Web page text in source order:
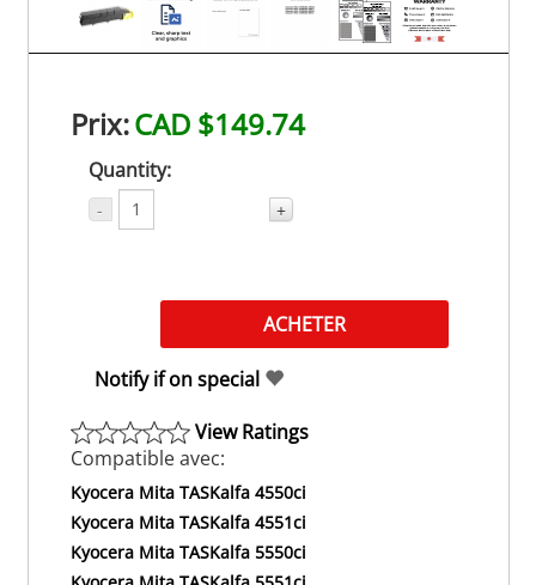
Prix:CAD $149.74
Quantity:
- +
Notify if on special
View Ratings
Compatible avec:
Kyocera Mita TASKalfa 4550ci
Kyocera Mita TASKalfa 4551ci
Kyocera Mita TASKalfa 5550ci